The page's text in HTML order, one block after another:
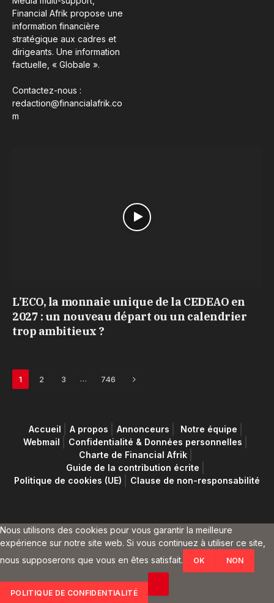
Financial Afrik propose une
information financière
stratégique aux cadres et
dirigeants. Une information
factuelle, « Globale ».
Contactez-nous :
redaction@financialafrik.co
m
L’ECO, la monnaie unique de la CEDEAO en
2027 : un nouveau départ ou un calendrier
trop ambitieux ?
1 2 3 … 746 Next
Accueil A propos Annonceurs
Notre équipe
Webmail
Confidentialité & Données personnelles
Charte de Financial Afrik
Guide de la contribution écrite
Politique de cookies (UE)
Clause de non-responsabilité
Nous utilisons des cookies pour vous garantir la meilleure
expérience sur notre site web. Si vous continuez à utiliser ce site,
nous supposerons que vous en êtes satisfait.
OK NON
POLITIQUE DE CONFIDENTIALITÉ